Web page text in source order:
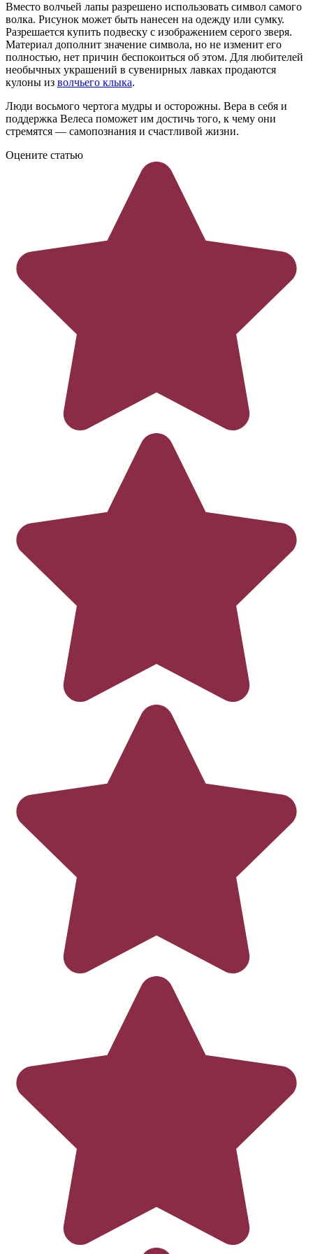
Вместо волчьей лапы разрешено использовать символ самого
волка. Рисунок может быть нанесен на одежду или сумку.
Разрешается купить подвеску с изображением серого зверя.
Материал дополнит значение символа, но не изменит его
полностью, нет причин беспокоиться об этом. Для любителей
необычных украшений в сувенирных лавках продаются
кулоны из волчьего клыка.
Люди восьмого чертога мудры и осторожны. Вера в себя и
поддержка Велеса поможет им достичь того, к чему они
стремятся — самопознания и счастливой жизни.
Оцените статью